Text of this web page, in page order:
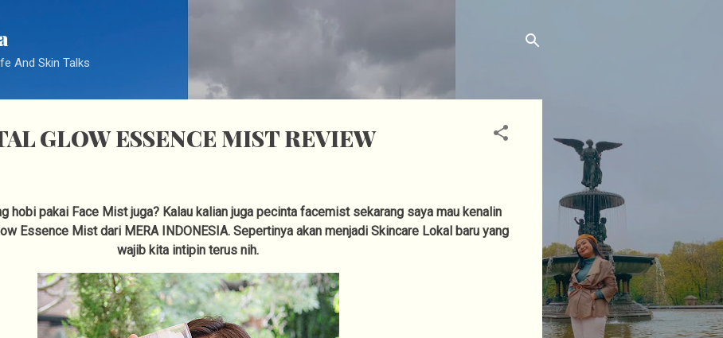
And Skin Talks
GLOW ESSENCE MIST REVIEW
hobi pakai Face Mist juga? Kalau kalian juga pecinta facemist sekarang saya mau kenalin
Essence Mist dari MERA INDONESIA. Sepertinya akan menjadi Skincare Lokal baru yang
wajib kita intipin terus nih.